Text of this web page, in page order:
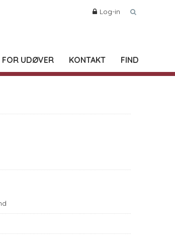
Log-in
FOR UDØVER KONTAKT FIND